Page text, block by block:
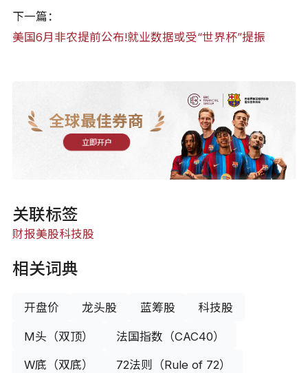
下一篇：
美国6月非农提前公布!就业数据或受“世界杯”提振
全球最佳券商
立即开户
关联标签
财报美股科技股
相关词典
开盘价 龙头股 蓝筹股 科技股
M头（双顶） 法国指数（CAC40）
W底（双底） 72法则（Rule of 72）